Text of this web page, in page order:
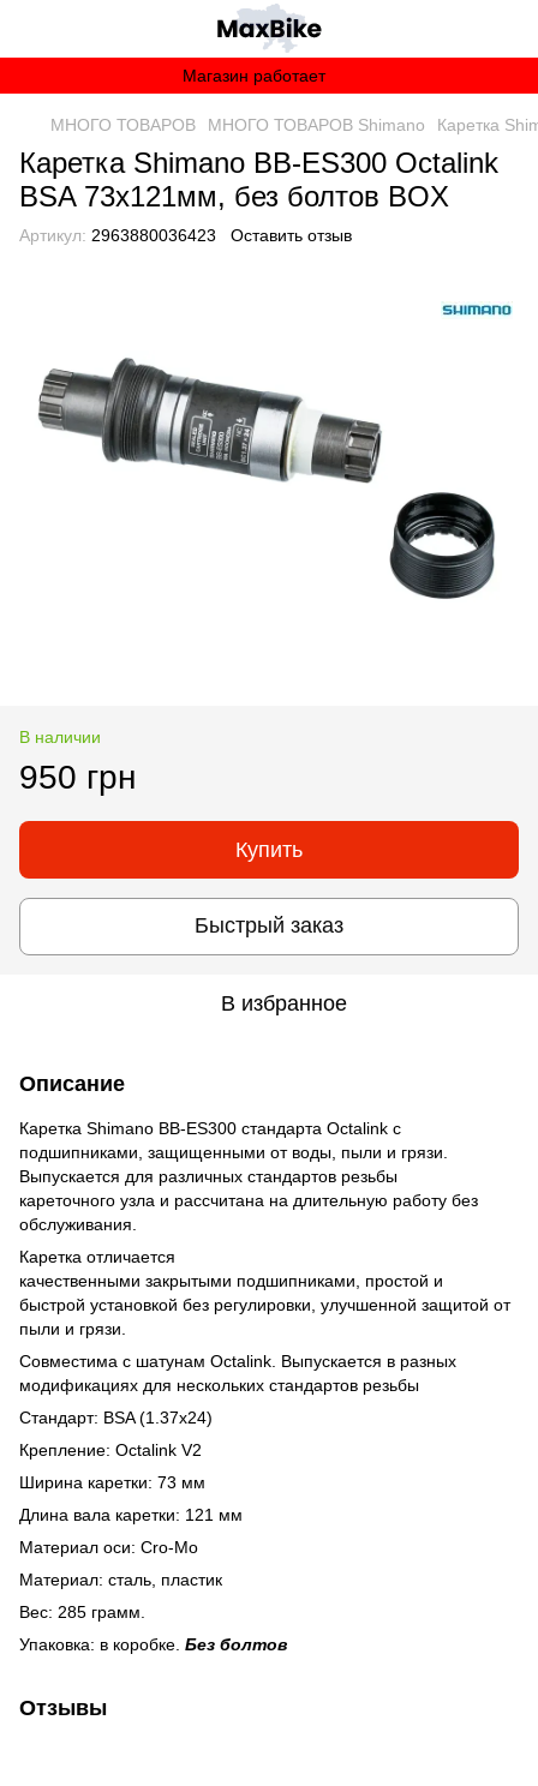
Магазин работает
МНОГО ТОВАРОВ МНОГО ТОВАРОВ Shimano Каретка
Каретка Shimano BB-ES300 Octalink
BSA 73х121мм, без болтов BOX
Артикул: 2963880036423 Оставить отзыв
В наличии
950 грн
Купить
Быстрый заказ
В избранное
Описание
Каретка Shimano BB-ES300 стандарта Octalink c
подшипниками, защищенными от воды, пыли и грязи.
Выпускается для различных стандартов резьбы
кареточного узла и рассчитана на длительную работу без
обслуживания.
Каретка отличается
качественными закрытыми подшипниками, простой и
быстрой установкой без регулировки, улучшенной защитой от
пыли и грязи.
Совместима с шатунам Octalink. Выпускается в разных
модификациях для нескольких стандартов резьбы
Стандарт: BSA (1.37х24)
Крепление: Octalink V2
Ширина каретки: 73 мм
Длина вала каретки: 121 мм
Материал оси: Cro-Mo
Материал: сталь, пластик
Вес: 285 грамм.
Упаковка: в коробке. Без болтов
Отзывы